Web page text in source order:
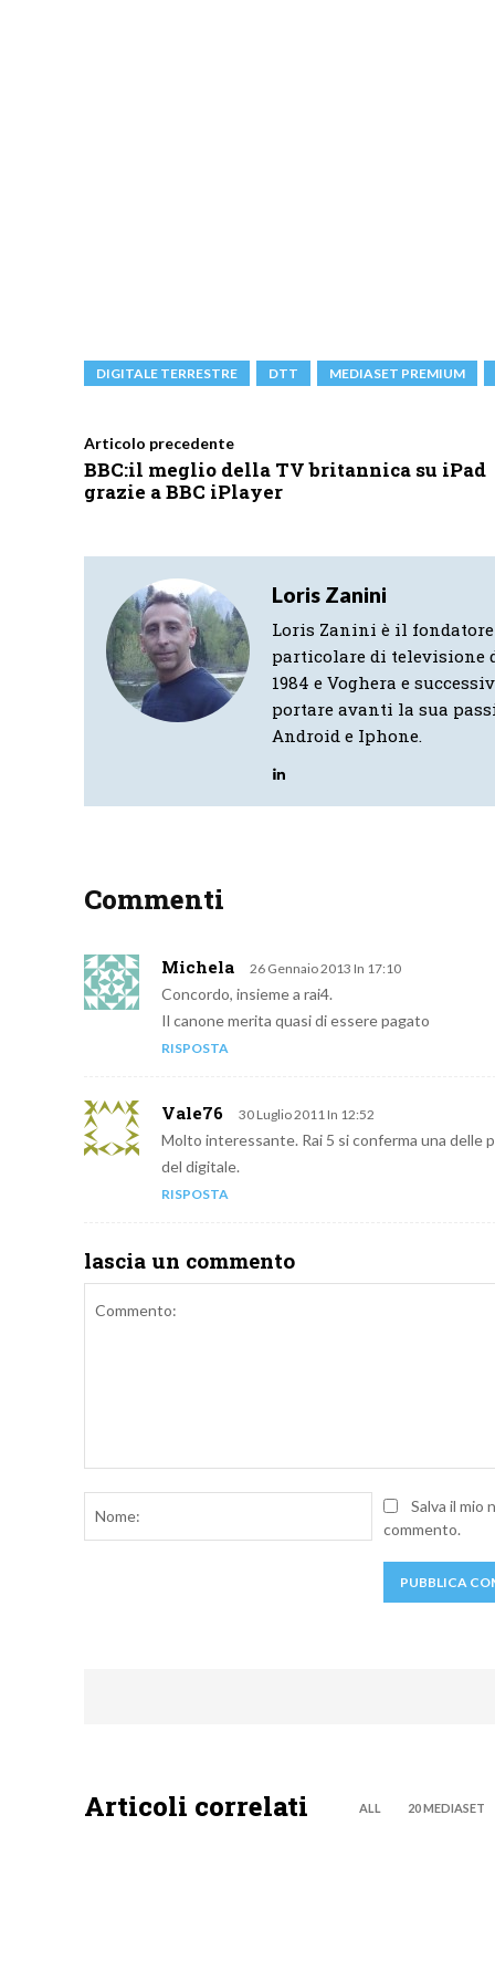
DIGITALE TERRESTRE DTT MEDIASET PREMIUM
Articolo precedente
BBC:il meglio della TV britannica su iPad
grazie a BBC iPlayer
Loris Zanini
Loris Zanini è il
particolare di televisione
1984 e Voghera e
portare avanti la sua
Android e Iphone.
Commenti
Michela 26 Gennaio 2013 In 17:10
Concordo, insieme a rai4.
Il canone merita quasi di essere pagato
RISPOSTA
Vale76 30 Luglio 2011 In 12:52
Molto interessante. Rai 5 si conferma una delle
del digitale.
RISPOSTA
lascia un commento
Nome:Salva il mio
commento.
Articoli correlati ALL 20 MEDIASET